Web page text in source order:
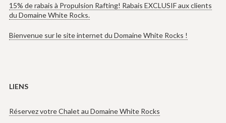
15% de rabais à Propulsion Rafting! Rabais EXCLUSIF aux clients
du Domaine White Rocks.
Bienvenue sur le site internet du Domaine White Rocks !
LIENS
Réservez votre Chalet au Domaine White Rocks